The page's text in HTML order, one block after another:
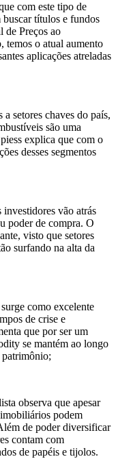
com este tipo de
títulos e fundos
de Preços ao
temos o atual aumento
aplicações atreladas
a setores chaves do país,
são uma
explica que com o
desses segmentos
vão atrás
poder de compra. O
visto que setores
surfando na alta da
como excelente
de crise e
que por ser um
se mantém ao longo
patrimônio;
observa que apesar
podem
de poder diversificar
contam com
de papéis e tijolos.